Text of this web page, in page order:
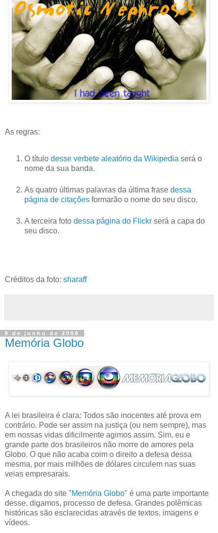
As regras:
O título desse verbete aleatório da Wikipedia será o
nome da sua banda.
As quatro últimas palavras da última frase dessa
página de citações formarão o nome do seu disco.
A terceira foto dessa página do Flickr será a capa do
seu disco.
Créditos da foto: sharaff
8 de junho de 2008
Memória Globo
A lei brasileira é clara: Todos são inocentes até prova em
contrário. Pode ser assim na justiça (ou nem sempre), mas
em nossas vidas dificilmente agimos assim. Sim, eu e
grande parte dos brasileiros não morre de amores pela
Globo. O que não acaba coim o direito a defesa dessa
mesma, por mais milhões de dólares circulem nas suas
veias empresarais.
A chegada do site "Memória Globo" é uma parte importante
desse, digamos, processo de defesa. Grandes polêmicas
históricas são esclarecidas através de textos, imagens e
vídeos.